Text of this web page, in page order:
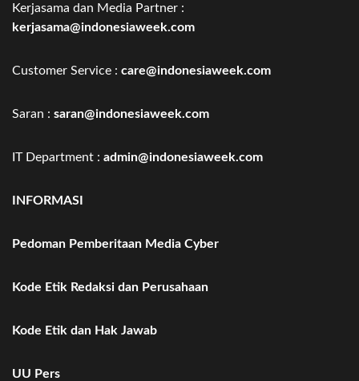
Kerjasama dan Media Partner :
kerjasama@indonesiaweek.com
Customer Service : care@indonesiaweek.com
Saran : saran@indonesiaweek.com
IT Department : admin@indonesiaweek.com
INFORMASI
Pedoman Pemberitaan Media Cyber
Kode Etik Redaksi dan Perusahaan
Kode Etik dan Hak Jawab
UU Pers